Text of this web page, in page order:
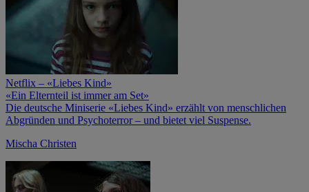
Netflix – «Liebes Kind»
«Ein Elternteil ist immer am Set»
Die deutsche Miniserie «Liebes Kind» erzählt von menschlichen
Abgründen und Psychoterror – und bietet viel Suspense.
Mischa Christen